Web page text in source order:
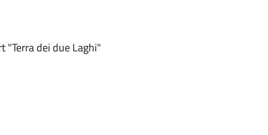
"Terra dei due Laghi"